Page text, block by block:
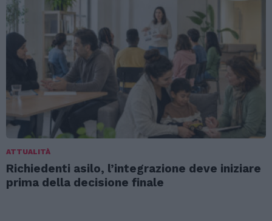
ATTUALITÀ
Richiedenti asilo, l’integrazione deve iniziare
prima della decisione finale